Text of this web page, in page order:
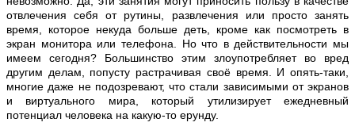
отвлечения себя от рутины, развлечения или просто занять
время, которое некуда больше деть, кроме как посмотреть в
экран монитора или телефона. Но что в действительности мы
имеем сегодня? Большинство этим злоупотребляет во вред
другим делам, попусту растрачивая своё время. И опять-таки,
многие даже не подозревают, что стали зависимыми от экранов
и виртуального мира, который утилизирует ежедневный
потенциал человека на какую-то ерунду.